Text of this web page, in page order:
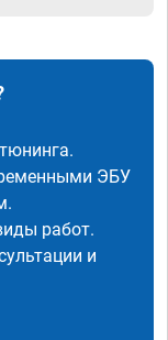
ЭБУ
работ.
и